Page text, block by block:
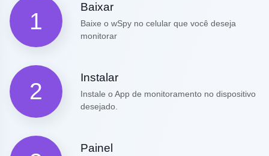
1
Baixar
Baixe o wSpy no celular que você deseja
monitorar
2
Instalar
Instale o App de monitoramento no dispositivo
desejado.
Painel